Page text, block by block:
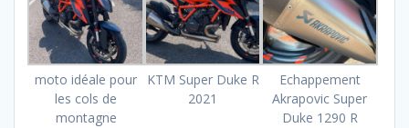
moto idéale pour
les cols de
montagne
KTM Super Duke R
2021
Echappement
Akrapovic Super
Duke 1290 R